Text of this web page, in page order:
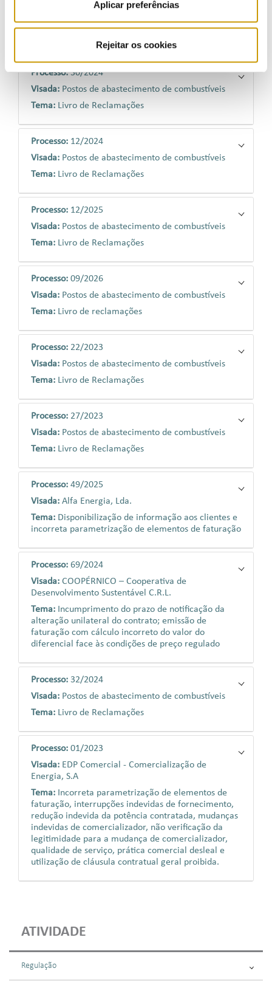
Aplicar preferências
Rejeitar os cookies
ATIVIDADE
Regulação
16/2025
Visada:Postos de abastecimento de combustíveis
Processo:30/2024
Visada: Postos de abastecimento de combustíveis
Tema: Livro de Reclamações
Processo: 12/2024
Visada: Postos de abastecimento de combustíveis
Tema: Livro de Reclamações
Processo: 12/2025
Visada: Postos de abastecimento de combustíveis
Tema: Livro de Reclamações
Processo: 09/2026
Visada: Postos de abastecimento de combustíveis
Tema: Livro de reclamações
Processo: 22/2023
Visada: Postos de abastecimento de combustíveis
Tema: Livro de Reclamações
Processo: 27/2023
Visada: Postos de abastecimento de combustíveis
Tema: Livro de Reclamações
Processo: 49/2025
Visada: Alfa Energia, Lda.
Tema: Disponibilização de informação aos clientes e
incorreta parametrização de elementos de faturação
Processo: 69/2024
Visada: COOPÉRNICO – Cooperativa de
Desenvolvimento Sustentável C.R.L.
Tema: Incumprimento do prazo de notificação da
alteração unilateral do contrato; emissão de
faturação com cálculo incorreto do valor do
diferencial face às condições de preço regulado
Processo: 32/2024
Visada: Postos de abastecimento de combustíveis
Tema: Livro de Reclamações
Processo: 01/2023
Visada: EDP Comercial - Comercialização de
Energia, S.A
Tema: Incorreta parametrização de elementos de
faturação, interrupções indevidas de fornecimento,
redução indevida da potência contratada, mudanças
indevidas de comercializador, não verificação da
legitimidade para a mudança de comercializador,
qualidade de serviço, prática comercial desleal e
utilização de cláusula contratual geral proibida.